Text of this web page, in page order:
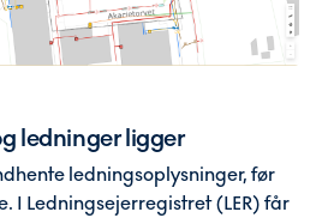
ledninger ligger
ledningsoplysninger, før
I Ledningsejerregistret (LER) får